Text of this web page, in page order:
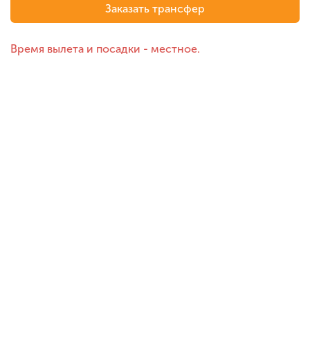
Заказать трансфер
Время вылета и посадки - местное.